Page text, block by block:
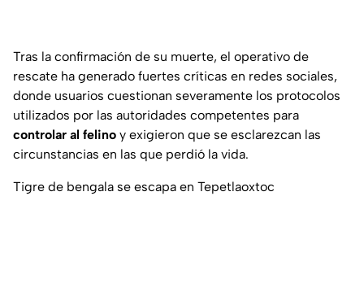
Tras la confirmación de su muerte, el operativo de
rescate ha generado fuertes críticas en redes sociales,
donde usuarios cuestionan severamente los protocolos
utilizados por las autoridades competentes para
controlar al felino y exigieron que se esclarezcan las
circunstancias en las que perdió la vida.
Tigre de bengala se escapa en Tepetlaoxtoc